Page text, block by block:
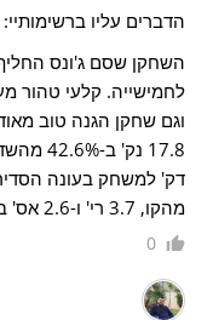
הדברים עליו ברשימותיי:
השחקן שסם ג'ונס
לחמישייה. קלעי טהור
וגם שחקן הגנה טוב
מהקו, 3.7 רי' ו-2.6 אס' ב-33 דק' למשחק בפלייאוף.
0